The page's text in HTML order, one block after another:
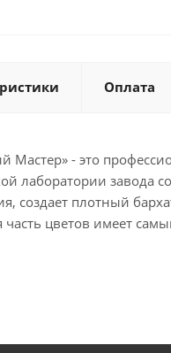
Оплата
Мастер» - это
лаборатории завода
создает плотный
цветов имеет